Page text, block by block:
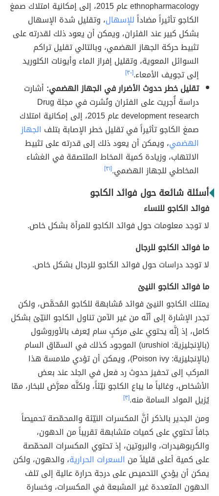
ethnopharmacology عام 2015، إلى إمكانية امتلاك صمغ
الكاجو تأثيراً مضاداًللإسهال، وتقليل شدة الإسهال
بشكل كبير عند الفئران، ويمكن أن يعود ذلك لقدرته على
تثبيط حركة الجهاز الهضمي، وبالتالي تقليل تراكم
السوائل المعوية، وتقليل إفراز الماء وأيونات الكلوريد
إلى تجويف الأمعاء.[٣٠]
تقليل خطر حدوث الأضرار في الجهاز الهضمي: أشارت
دراسة أُجريت على الفئران ونُشرت في مجلة Drug
development research عام 2015، إلى إمكانية امتلاك
صمغ الكاجو تأثيراً في تقليل خطر الإصابة بتلف الجهاز
الهضمي، ويمكن أن يعود ذلك إلى قدرته على تثبيط
الالتهاب، وزيادة كمية المخاط الملتصقة في الغشاء
المخاطي للجهاز الهضمي.[٣١]
أسئلة شائعة حول فوائد الكاجو
فوائد الكاجو للنساء
لا توجد معلومات حول فوائد الكاجو للمرأة بشكل خاص.
ما فوائد الكاجو للرجال
لا توجد دراسات حول فوائد الكاجو للرجال بشكل خاص.
ما فوائد الكاجو النيئ
يمتلك الكاجو النيئ فوائد مُشابهة للكاجو المُحمَّص، ولكن
تجدر الإشارة إلى أنّه من غير الآمن تناول الكاجو النيّئ بشكل
كامل، إذ إنَّه يحتوي على مركبٍ سام يُعرف بالأوروشول
(بالإنجليزية: urushiol) الموجود كذلك في السمّاق السام
(بالإنجليزية: Poison ivy)، ويمكن أن تؤدي ملامسة هذا
المركب إلى تحفيز حدوث رد فعل في الجلد عند بعض
الأشخاص، وغالباً ما يباع الكاجو نيّئاً، ولكنَّه معرَّض للبخار، ممّا
يُزيل المواد السامة منه.[٣]
ومن الجدير بالذكر أنَّ المكسرات النيّئة والمحمّصة تحميصاً
جافاً تحتوي على كميات متشابهة تقريباً من الدهون،
والكربوهيدرات، والبروتين، إذ تحتوي المكسرات المحمّصة
على كمية أعلى قليلاً من السعرات الحرارية، والدهون، ولكن
يمكن أن يؤدي التحميص على درجة حرارة عالية إلى تلف
الدهون المتعددة غير المشبعة في المكسرات، وخسارة